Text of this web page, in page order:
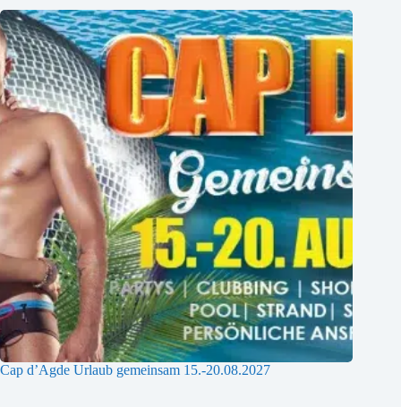
Cap d’Agde Urlaub gemeinsam 15.-20.08.2027